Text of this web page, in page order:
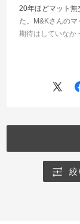
20年ほどマット無
た。M&Kさんの
期待はしていなか
としました。発
絞